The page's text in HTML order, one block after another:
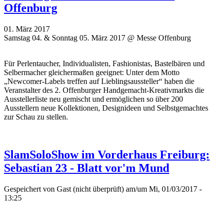
Offenburg
01. März 2017
Samstag 04. & Sonntag 05. März 2017 @ Messe Offenburg
Für Perlentaucher, Individualisten, Fashionistas, Bastelbären und
Selbermacher gleichermaßen geeignet: Unter dem Motto
„Newcomer-Labels treffen auf Lieblingsaussteller“ haben die
Veranstalter des 2. Offenburger Handgemacht-Kreativmarkts die
Ausstellerliste neu gemischt und ermöglichen so über 200
Ausstellern neue Kollektionen, Designideen und Selbstgemachtes
zur Schau zu stellen.
SlamSoloShow im Vorderhaus Freiburg:
Sebastian 23 - Blatt vor'm Mund
Gespeichert von Gast (nicht überprüft) am/um Mi, 01/03/2017 -
13:25